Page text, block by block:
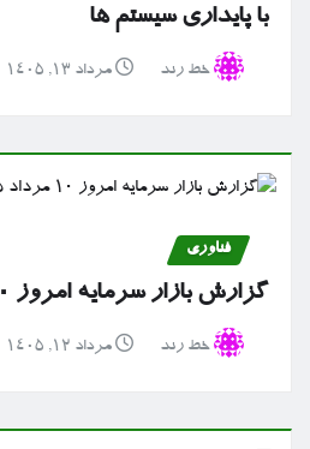
با پایداری سیستم ها
خط رند مرداد ۱۳, ۱۴۰۵
فناوری
گزارش بازار سرمایه امروز ۱۰ مرداد ۱۴۰۵
خط رند مرداد ۱۲, ۱۴۰۵